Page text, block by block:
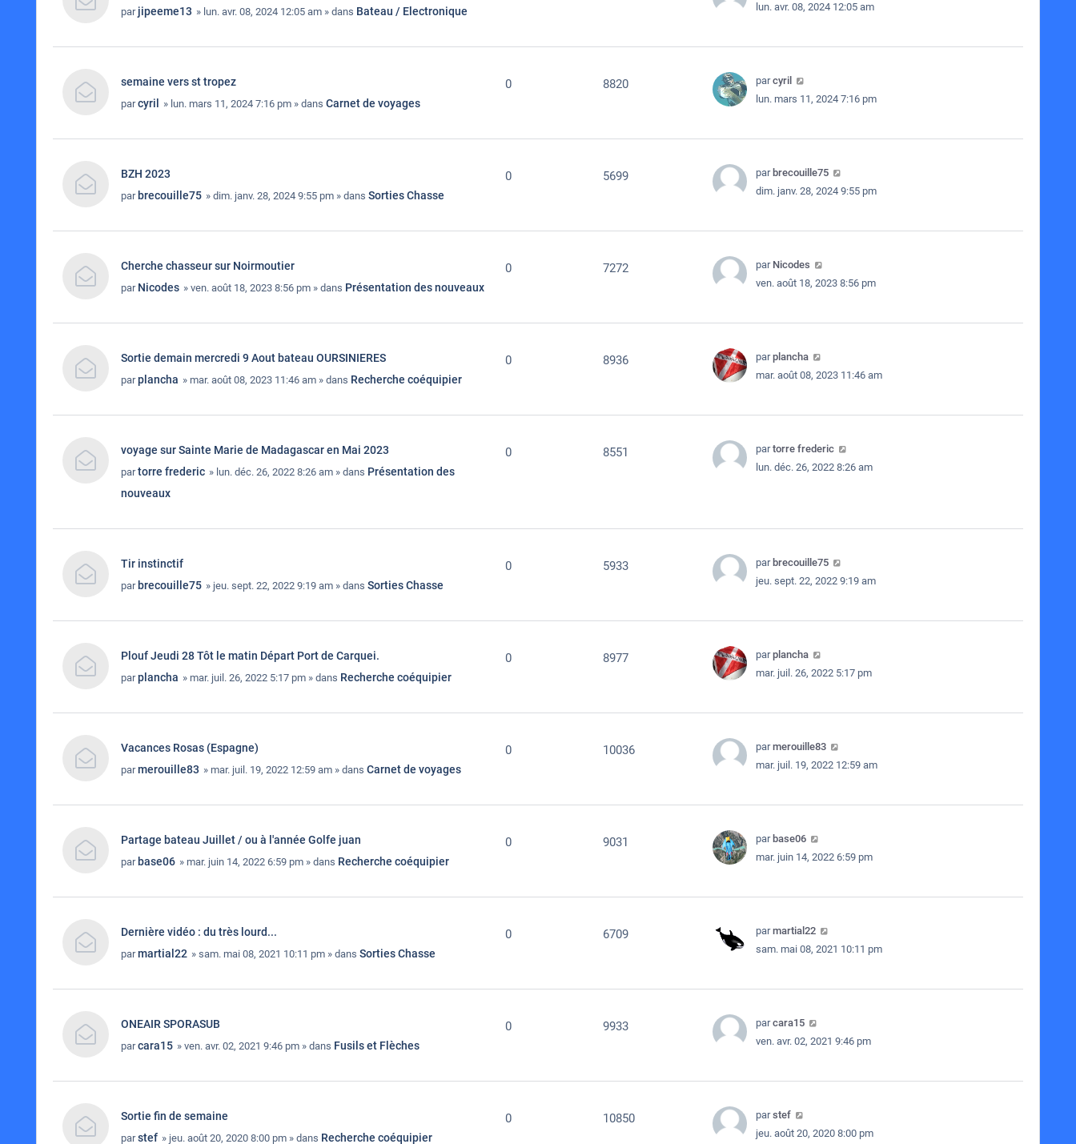
par jipeeme13 » lun. avr. 08, 2024 12:05 am » dans Bateau / Electronique
lun. avr. 08, 2024 12:05 am
semaine vers st tropez
parcyril » lun. mars 11, 2024 7:16 pm » dans Carnet de voyages
0 8820 parcyril
lun. mars 11, 2024 7:16 pm
BZH 2023
par brecouille75 » dim. janv. 28, 2024 9:55 pm » dans Sorties Chasse
0 5699 par brecouille75
dim. janv. 28, 2024 9:55 pm
Cherche chasseur sur Noirmoutier
par Nicodes » ven. août 18, 2023 8:56 pm » dans Présentation des nouveaux
0 7272 par Nicodes
ven. août 18, 2023 8:56 pm
Sortie demain mercredi 9 Aout bateau OURSINIERES
parplancha » mar. août 08, 2023 11:46 am » dans Recherche coéquipier
0 8936 parplancha
mar. août 08, 2023 11:46 am
voyage sur Sainte Marie de Madagascar en Mai 2023
partorre frederic » lun. déc. 26, 2022 8:26 am » dans Présentation des
nouveaux
0 8551 partorre frederic
lun. déc. 26, 2022 8:26 am
Tir instinctif
par brecouille75 » jeu. sept. 22, 2022 9:19 am » dans Sorties Chasse
0 5933 par brecouille75
jeu. sept. 22, 2022 9:19 am
Plouf Jeudi 28 Tôt le matin Départ Port de Carquei.
parplancha » mar. juil. 26, 2022 5:17 pm » dans Recherche coéquipier
0 8977 parplancha
mar. juil. 26, 2022 5:17 pm
Vacances Rosas (Espagne)
parmerouille83 » mar. juil. 19, 2022 12:59 am » dans Carnet de voyages
0 10036 parmerouille83
mar. juil. 19, 2022 12:59 am
Partage bateau Juillet / ou à l'année Golfe juan
par base06 » mar. juin 14, 2022 6:59 pm » dans Recherche coéquipier
0 9031 par base06
mar. juin 14, 2022 6:59 pm
Dernière vidéo : du très lourd...
parmartial22 » sam. mai 08, 2021 10:11 pm » dans Sorties Chasse
0 6709 parmartial22
sam. mai 08, 2021 10:11 pm
ONEAIR SPORASUB
parcara15 » ven. avr. 02, 2021 9:46 pm » dans Fusils et Flèches
0 9933 parcara15
ven. avr. 02, 2021 9:46 pm
Sortie fin de semaine
parstef » jeu. août 20, 2020 8:00 pm » dans Recherche coéquipier
0 10850 parstef
jeu. août 20, 2020 8:00 pm